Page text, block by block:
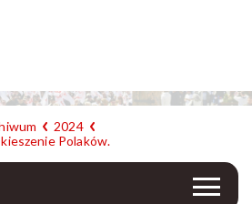
2024
Polaków.